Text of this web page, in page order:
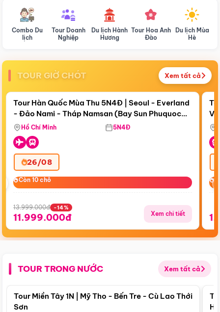
Combo Du
lịch
Tour Doanh
Nghiệp
Du lịch Hành
Hương
Tour Hoa Anh
Đào
Du lịch Mùa
Hè
TOUR GIỜ CHÓT Xem tất cả
Còn19 ngày 17:23:20
Điểm nổi bật
Tour Hàn Quốc Mùa Thu 5N4Đ | Seoul - Everland
- Đảo Nami - Tháp Namsan (Bay Sun Phuquoc
Airways)
Hồ Chí Minh 5N4Đ
26/08
Còn 10 chỗ
Còn 10 chỗ
13.999.000đ -14%
11.999.000đ Xem chi tiết
TOUR TRONG NƯỚC Xem tất cả
Điểm nổi bật
Tour Miền Tây 1N | Mỹ Tho - Bến Tre - Cù Lao Thới
Sơn